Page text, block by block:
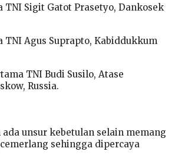
TNI Sigit Gatot Prasetyo, Dankosek
TNI Agus Suprapto, Kabiddukkum
TNI Budi Susilo, Atase
Russia.
unsur kebetulan selain memang
sehingga dipercaya